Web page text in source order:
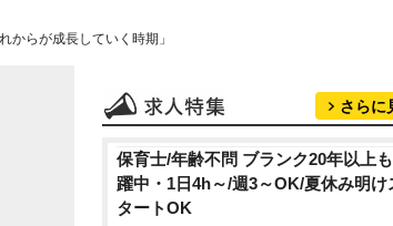
からが成長していく時期」
さらに
保育士/年齢不問 ブランク20年以上
躍中・1日4h～/週3～OK/夏休み明け
タートOK